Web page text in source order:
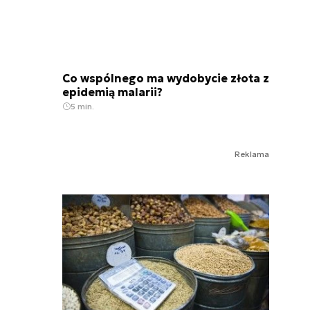
Co wspólnego ma wydobycie złota z
epidemią malarii?
5 min.
Reklama